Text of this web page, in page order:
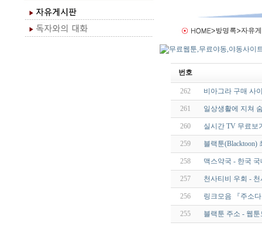
번호
262 비아그라 구매 사
261 일상생활에 지쳐
260 실시간 TV 무료보
259 블랙툰
258 맥스약국 - 한국
257 천사티비 우회 -
256 링크모음 『주소
255 블랙툰 주소 - 웹